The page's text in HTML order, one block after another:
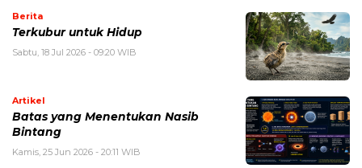
Berita
Terkubur untuk Hidup
Sabtu, 18 Jul 2026 - 09:20 WIB
Artikel
Batas yang Menentukan Nasib
Bintang
Kamis, 25 Jun 2026 - 20:11 WIB